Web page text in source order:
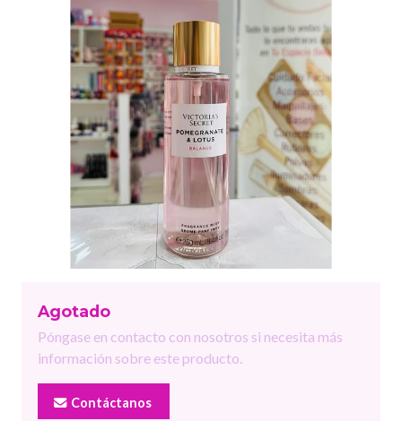
Agotado
Póngase en contacto con nosotros si necesita más
información sobre este producto.
Contáctanos